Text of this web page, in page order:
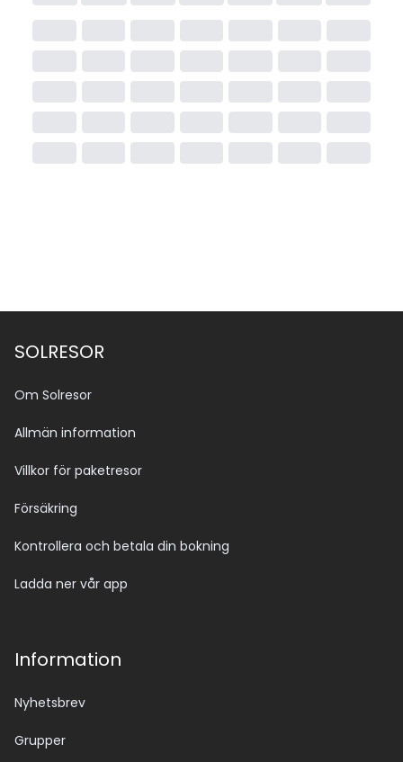
SOLRESOR
Om Solresor
Allmän information
Villkor för paketresor
Försäkring
Kontrollera och betala din bokning
Ladda ner vår app
Information
Nyhetsbrev
Grupper